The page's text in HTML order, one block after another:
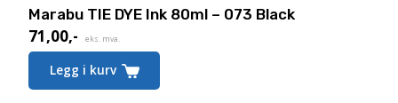
Marabu TIE DYE Ink 80ml – 073 Black
71,00,- eks. mva.
Legg i kurv